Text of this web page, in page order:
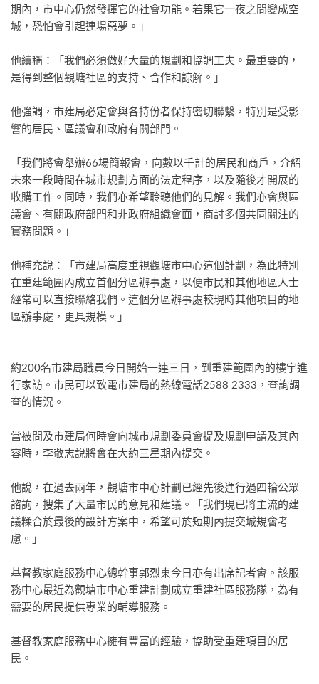
期內，市中心仍然發揮它的社會功能。若果它一夜之間變成空
城，恐怕會引起連場惡夢。」
他續稱：「我們必須做好大量的規劃和協調工夫。最重要的，
是得到整個觀塘社區的支持、合作和諒解。」
他強調，市建局必定會與各持份者保持密切聯繫，特別是受影
響的居民、區議會和政府有關部門。
「我們將會舉辦66場簡報會，向數以千計的居民和商戶，介紹
未來一段時間在城市規劃方面的法定程序，以及隨後才開展的
收購工作。同時，我們亦希望聆聽他們的見解。我們亦會與區
議會、有關政府部門和非政府組織會面，商討多個共同關注的
實務問題。」
他補充說：「市建局高度重視觀塘市中心這個計劃，為此特別
在重建範圍內成立首個分區辦事處，以便市民和其他地區人士
經常可以直接聯絡我們。這個分區辦事處較現時其他項目的地
區辦事處，更具規模。」
約200名市建局職員今日開始一連三日，到重建範圍內的樓宇進
行家訪。市民可以致電市建局的熱線電話2588 2333，查詢調
查的情況。
當被問及市建局何時會向城市規劃委員會提及規劃申請及其內
容時，李敬志說將會在大約三星期內提交。
他說，在過去兩年，觀塘市中心計劃已經先後進行過四輪公眾
諮詢，搜集了大量市民的意見和建議。「我們現已將主流的建
議糅合於最後的設計方案中，希望可於短期內提交城規會考
慮。」
基督教家庭服務中心總幹事郭烈東今日亦有出席記者會。該服
務中心最近為觀塘市中心重建計劃成立重建社區服務隊，為有
需要的居民提供專業的輔導服務。
基督教家庭服務中心擁有豐富的經驗，協助受重建項目的居
民。